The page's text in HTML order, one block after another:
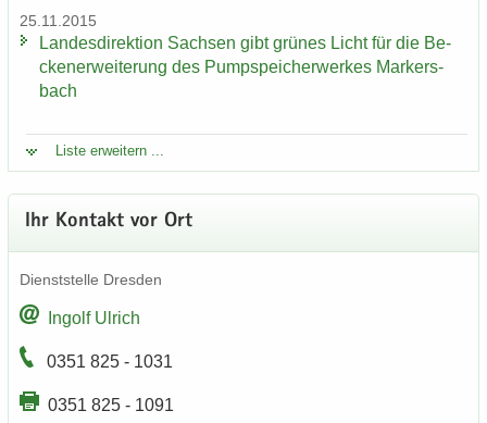
25.11.2015
Lan­des­di­rek­ti­on Sach­sen gibt grü­nes Licht für die Be­
cken­er­wei­te­rung des Pump­spei­cher­wer­kes Mar­kers­
bach
Liste er­wei­tern ...
Ihr Kon­takt vor Ort
Dienst­stel­le Dres­den
In­golf Ul­rich
0351 825 - 1031
0351 825 - 1091